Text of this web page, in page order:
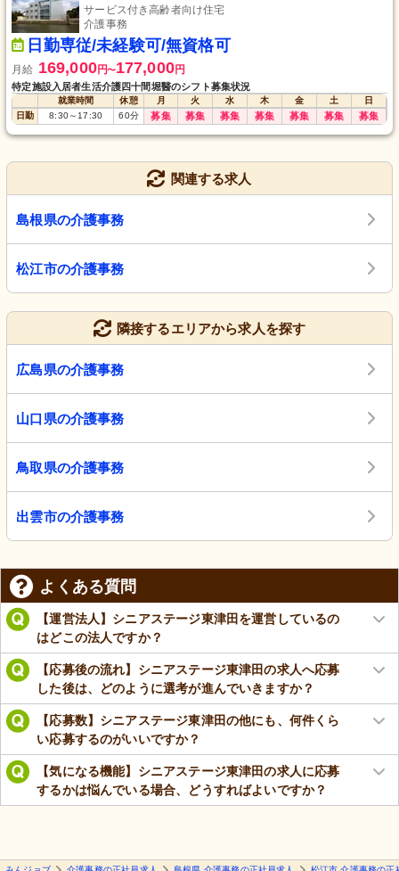
サービス付き高齢者向け住宅
介護事務
日勤専従/未経験可/無資格可
月給 169,000円〜177,000円
特定施設入居者生活介護四十間堀醫のシフト募集状況
就業時間 休憩 月 火 水 木 金 土
日
日勤
8:30～ 17:30 60分 募集 募集 募集 募集 募集 募集 募集
関連する求人
島根県の介護事務
松江市の介護事務
隣接するエリアから求人を探す
広島県の介護事務
山口県の介護事務
鳥取県の介護事務
出雲市の介護事務
よくある質問
【運営法人】シニアステージ東津田を運営しているの
はどこの法人ですか？
【応募後の流れ】シニアステージ東津田の求人へ応募
した後は、どのように選考が進んでいきますか？
【応募数】シニアステージ東津田の他にも、何件くら
い応募するのがいいですか？
【気になる機能】シニアステージ東津田の求人に応募
するかは悩んでいる場合、どうすればよいですか？